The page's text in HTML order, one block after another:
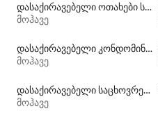
დასაქირავებელი ოთახები სააბაზანოთი
მოჰავე
დასაქირავებელი კონდომინიუმები
მოჰავე
დასაქირავებელი საცხოვრებლები ადაპტირებული სიმაღლის უნიტაზით
მოჰავე